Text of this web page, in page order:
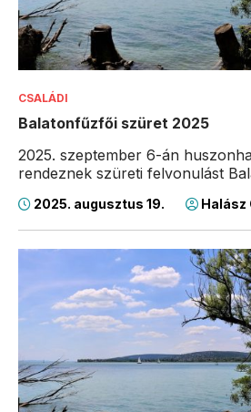
CSALÁDI
Balatonfűzfői szüret 2025
2025. szeptember 6-án
rendeznek szüreti felvonulást
2025. augusztus 19. Halász